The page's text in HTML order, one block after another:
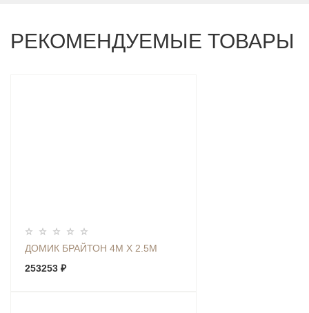
РЕКОМЕНДУЕМЫЕ ТОВАРЫ
ДОМИК БРАЙТОН 4М Х 2.5М
253253 ₽